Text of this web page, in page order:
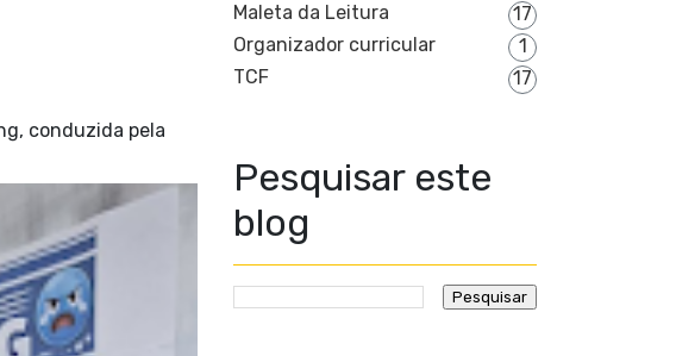
conduzida pela
Maleta da Leitura
17
Organizador curricular
1
TCF
17
Pesquisar este
blog